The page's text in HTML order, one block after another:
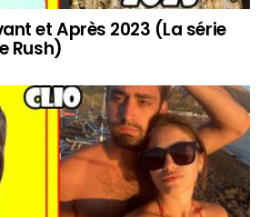
et Après 2023 (La série
Rush)